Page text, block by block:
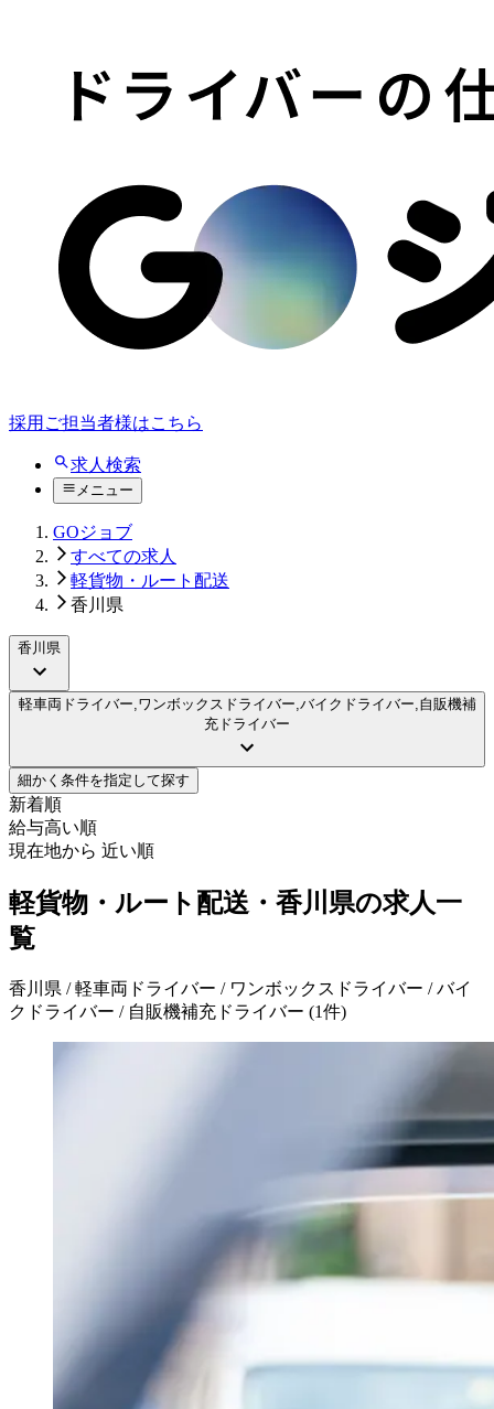
採用ご担当者様はこちら
求人検索
メニュー
GOジョブ
すべての求人
軽貨物・ルート配送
香川県
香川県
軽車両ドライバー,ワンボックスドライバー,バイクドライバー,自販機補
充ドライバー
細かく条件を指定して探す
新着順
給与高い順
現在地から 近い順
軽貨物・ルート配送・香川県の求人一
覧
香川県 / 軽車両ドライバー / ワンボックスドライバー / バイ
クドライバー / 自販機補充ドライバー (1件)